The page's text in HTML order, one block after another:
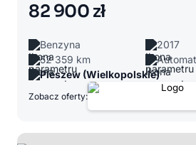
82 900 zł
Benzyna
2017
52 359 km
Pleszew (Wielkopolskie)
Zobacz oferty: